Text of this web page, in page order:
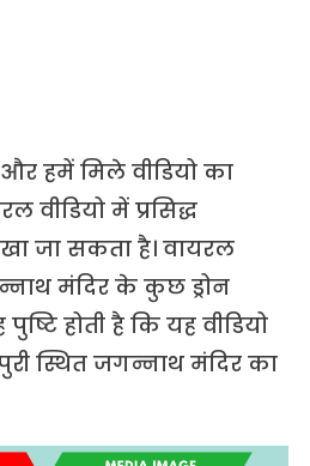
हमें मिले वीडियो का
वीडियो में प्रसिद्ध
जा सकता है। वायरल
मंदिर के कुछ ड्रोन
होती है कि यह वीडियो
स्थित जगन्नाथ मंदिर का